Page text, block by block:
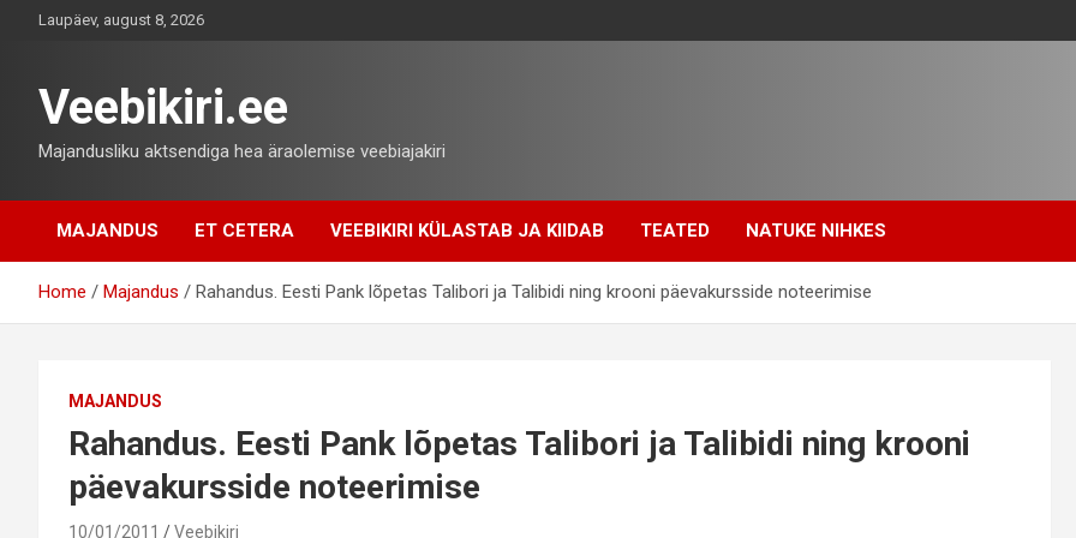
Laupäev, august 8, 2026
Veebikiri.ee
Majandusliku aktsendiga hea äraolemise veebiajakiri
MAJANDUS ET CETERA VEEBIKIRI KÜLASTAB JA KIIDAB TEATED NATUKE NIHKES
Home Majandus Rahandus. Eesti Pank lõpetas Talibori ja Talibidi ning krooni päevakursside noteerimise
MAJANDUS
Rahandus. Eesti Pank lõpetas Talibori ja Talibidi ning krooni
päevakursside noteerimise
10/01/2011 Veebikiri